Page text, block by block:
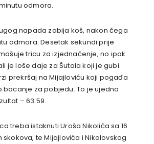
odmora.
napada zabija koš, nakon čega
odmora. Desetak sekundi prije
tricu za izjednačenje, no ipak
je loše daje za Šutala koji je gubi.
prekršaj na Mijajloviću koji pogađa
za pobjedu. To je ujedno
– 63:59.
treba istaknuti Uroša Nikolića sa 16
te Mijajlovića i Nikolovskog